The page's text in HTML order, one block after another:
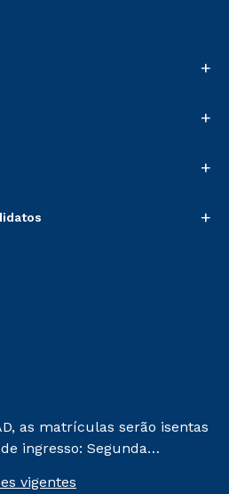
+
+
+
+
as matrículas serão isentas
ingresso: Segunda
vigentes